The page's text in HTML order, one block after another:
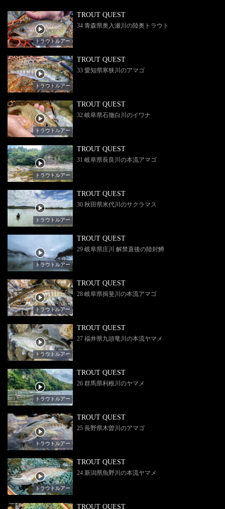
トラウトルアー
TROUT QUEST
34 青森県奥入瀬川の陸奥トラウト
トラウトルアー
TROUT QUEST
33 愛知県寒狭川のアマゴ
トラウトルアー
TROUT QUEST
32 岐阜県石徹白川のイワナ
トラウトルアー
TROUT QUEST
31 岐阜県長良川の本流アマゴ
トラウトルアー
TROUT QUEST
30 秋田県米代川のサクラマス
トラウトルアー
TROUT QUEST
29 岐阜県庄川 解禁直後の陸封鱒
トラウトルアー
TROUT QUEST
28 岐阜県揖斐川の本流アマゴ
トラウトルアー
TROUT QUEST
27 福井県九頭竜川の本流ヤマメ
トラウトルアー
TROUT QUEST
26 群馬県利根川のヤマメ
トラウトルアー
TROUT QUEST
25 長野県木曽川のアマゴ
トラウトルアー
TROUT QUEST
24 新潟県魚野川の本流ヤマメ
TROUT QUEST